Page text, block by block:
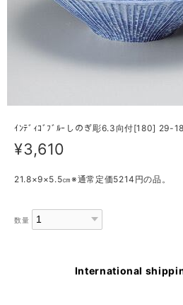
ｲﾝﾃﾞｨｺﾞﾌﾞﾙｰしのぎ彫6.3向付[180] 29-
¥3,610
21.8×9×5.5㎝※通常定価5214円の品。
数量
International